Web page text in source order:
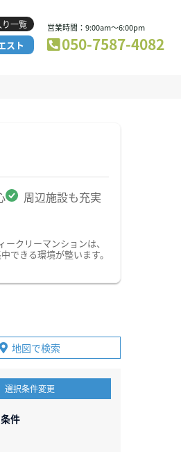
り一覧
スト
営業時間：9:00am～6:00pm
050-7587-4082
周辺施設も充実
クリーマンションは、
できる環境が整います。
地図で検索
選択条件変更
件